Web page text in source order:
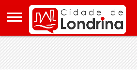
HOME
CONHEÇA
LONDRINA
PONTOS
TURÍSTICOS
ONDE
FICAR EM
LONDRINA
ONDE
COMER
EM
LONDRINA